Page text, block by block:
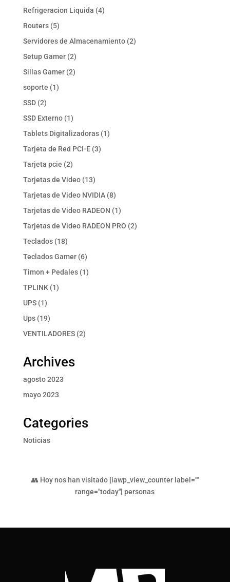
productos
Refrigeracion Liquida 44
Routers 55
productos
Servidores de Almacenamiento 22
Setup Gamer 22
productos
Sillas Gamer 22
soporte 11
SSD 22
productos
SSD Externo 11
producto
Tablets Digitalizadoras 11
Tarjeta de Red PCI-E 33
Tarjeta pcie 22
productos
Tarjetas de Video 1313
productos
Tarjetas de Video NVIDIA 88
productos
Tarjetas de Video RADEON 11
producto
Tarjetas de Video RADEON PRO 22
Teclados 1818
productos
Teclados Gamer 66
productos
Timon + Pedales 11
TPLINK 11
UPS 11
producto
Ups 1919
productos
VENTILADORES 22
Archives
agosto 2023
mayo 2023
Categories
Noticias
👥 Hoy nos han visitado [iawp_view_counter label=""
range="today"] personas